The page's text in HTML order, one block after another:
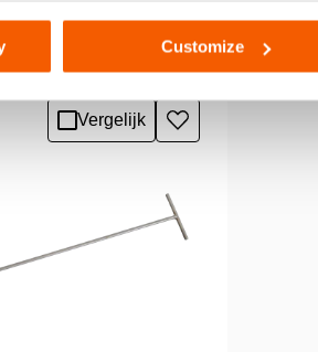
Customize
worden gebruikt om
mechanisch te
zodat operators veilig
last …
De
het
Vergelijk
Toevoegen
aan